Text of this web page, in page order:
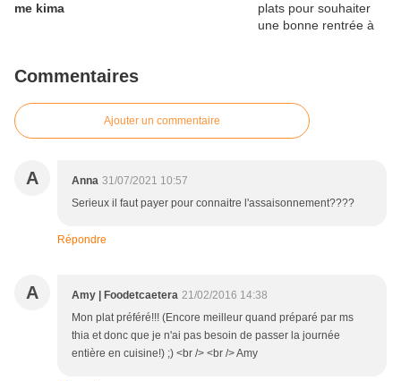
me kima
Commentaires
Ajouter un commentaire
A Anna 31/07/2021 10:57
Serieux il faut payer pour connaitre l'assaisonnement????
Répondre
A Amy | Foodetcaetera 21/02/2016 14:38
Mon plat préféré!!! (Encore meilleur quand préparé par ms
thia et donc que je n'ai pas besoin de passer la journée
entière en cuisine!) ;) <br /> <br /> Amy